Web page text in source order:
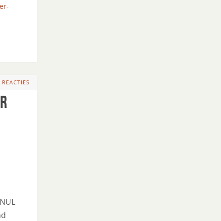
REACTIES